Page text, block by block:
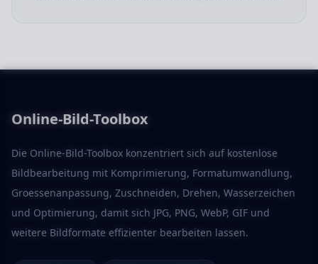
Online-Bild-Toolbox
Die Online-Bild-Toolbox konzentriert sich auf kostenlose
Bildbearbeitung mit Komprimierung, Formatumwandlung,
Groessenanpassung, Zuschneiden, Drehen, Wasserzeichen
und Optimierung, damit sich JPG, PNG, WebP, GIF und
weitere Bildformate effizienter bearbeiten lassen.